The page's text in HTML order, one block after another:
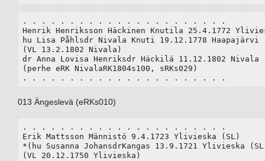
. . . . . . . . . . . . . . . . . . . . . .
Henrik Henriksson Häckinen Knutila 25.4.1772
hu Lisa Påhlsdr Nivala Knuti 19.12.1778 Haapajärvi
(VL 13.2.1802 Nivala)
dr Anna Lovisa Henriksdr Häckilä 11.12.1802 Nivala
(perhe eRK NivalaRK1804s100, sRKs029)
. . . . . . . . . . . . . . . . . . . . . .
013 Ängeslevä (eRKs010)
. . . . . . . . . . . . . . . . . . . . . .
Erik Mattsson Männistö 9.4.1723 Ylivieska (SL)
*(hu Susanna JohansdrKangas 13.9.1721 Ylivieska
(VL 20.12.1750 Ylivieska)